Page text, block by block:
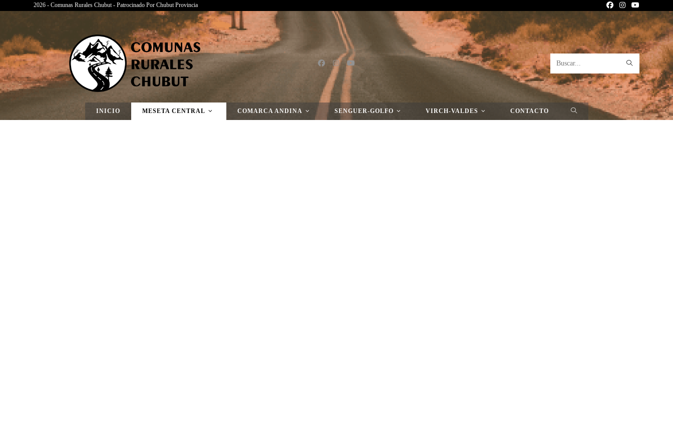
2026 - Comunas Rurales Chubut - Patrocinado Por Chubut Provincia
Buscar
en
INICIO MESETA CENTRAL COMARCA ANDINA SENGUER-GOLFO VIRCH-VALDES CONTACTO
Página Nueva > Gan Gan > Página Nueva